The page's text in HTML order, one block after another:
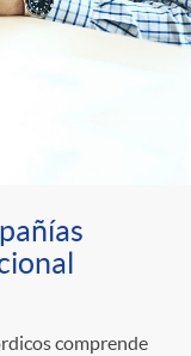
comprende